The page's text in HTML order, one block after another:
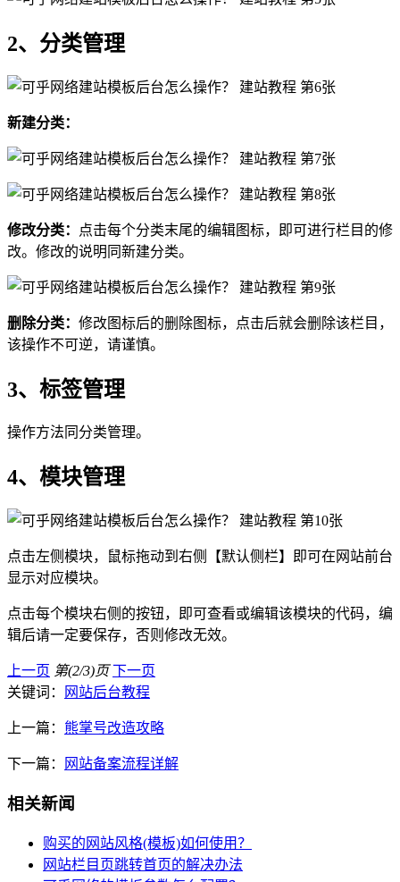
2、分类管理
新建分类：
修改分类：
点击每个分类末尾的编辑图标，即可进行栏目的修
改。修改的说明同新建分类。
删除分类： 修改图标后的删除图标，点击后就会删除该栏目，
该操作不可逆，请谨慎。
3、标签管理
操作方法同分类管理。
4、模块管理
点击左侧模块，鼠标拖动到右侧【默认侧栏】即可在网站前台
显示对应模块。
点击每个模块右侧的按钮，即可查看或编辑该模块的代码，编
辑后请一定要保存，否则修改无效。
上一页 第(2/3)页 下一页
关键词：
网站后台教程
上一篇： 熊掌号改造攻略
下一篇： 网站备案流程详解
相关新闻
购买的网站风格(模板)如何使用？
网站栏目页跳转首页的解决办法